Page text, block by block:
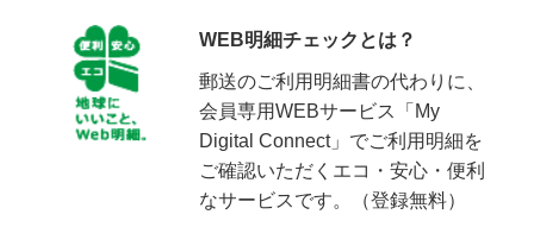
を本条件の判定対象といたします。
クレジットカードを登録して支払う決済サービスの
ご利用などは対象外です。
本条件の判定対象となるご利用金額には、ポイント
アッププログラムの還元率は適用されません。
当該サービスの詳細はこちらよりご確認ください。
WEB明細チェックとは？
郵送のご利用明細書の代わりに、
会員専用WEBサービス「My
Digital Connect」でご利用明細を
ご確認いただくエコ・安心・便利
なサービスです。（登録無料）